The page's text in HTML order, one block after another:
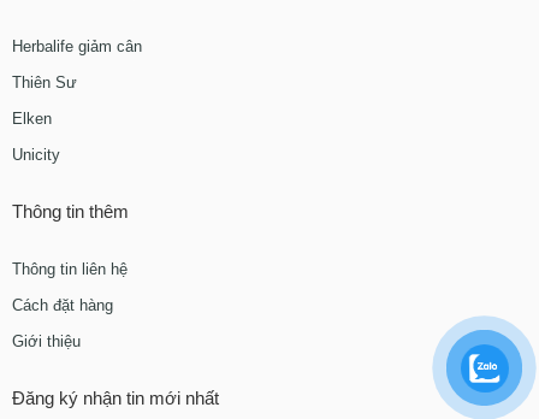
Herbalife giảm cân
Thiên Sư
Elken
Unicity
Thông tin thêm
Thông tin liên hệ
Cách đặt hàng
Giới thiệu
Đăng ký nhận tin mới nhất